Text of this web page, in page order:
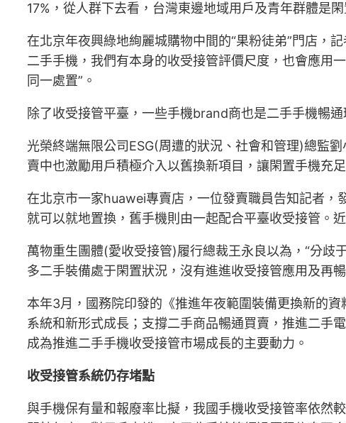
17%，從人群下去看，台灣東邊地域用戶及青年群體是
在北京年夜興綠地絢麗城購物中間的“果粉徒弟”門店，
二手手機，我們有本身的收受接管評價尺度，也會應用
同一處置”。
除了收受接管平臺，一些手機brand商也是二手手機暢
光榮終端無限公司ESG(周遭的狀況、社會和管理)總監
賣中也激勵用戶積極介入以舊換新項目，讓閑置手機充足
在北京市一家huawei專賣店，一位發賣職員告知記者
就可以就地置換，舊手機則由一起配合平臺收受接管。
萬物重生團體(愛收受接管)履行總裁王永良以為，“分
多二手裝備處于閑置狀況，沒有進進收受接管應用及再
本年3月，國務院印發的《推進年夜範圍裝備更換新的
系統和新形式成長；支撐二手商品暢通買賣，推進二手
成為推進二手手機收受接管市場成長的主要動力。
收受接管系統仍存堵點
與手機保有量和報廢率比擬，我國手機收受接管率依然